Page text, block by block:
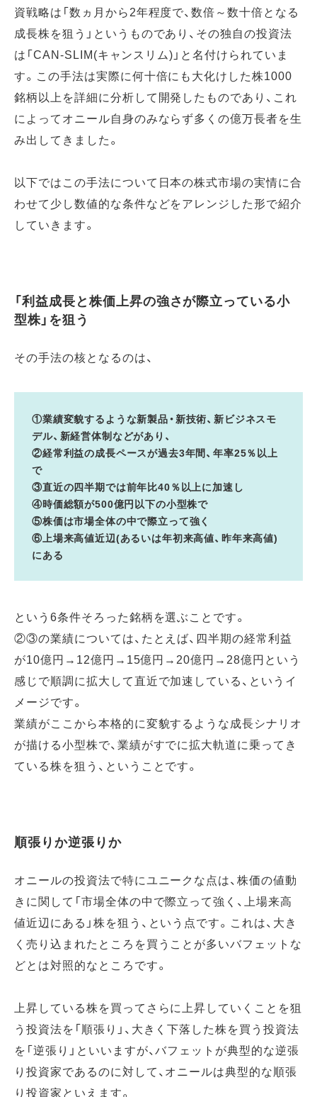
資戦略は「数ヵ月から2年程度で、数倍～数十倍となる
成長株を狙う」というものであり、その独自の投資法
は「CAN-SLIM(キャンスリム)」と名付けられていま
す。この手法は実際に何十倍にも大化けした株1000
銘柄以上を詳細に分析して開発したものであり、これ
によってオニール自身のみならず多くの億万長者を生
み出してきました。
以下ではこの手法について日本の株式市場の実情に合
わせて少し数値的な条件などをアレンジした形で紹介
していきます。
「利益成長と株価上昇の強さが際立っている小
型株」を狙う
その手法の核となるのは、
①業績変貌するような新製品・新技術、新ビジネスモ
デル、新経営体制などがあり、
②経常利益の成長ペースが過去3年間、年率25％以上
で
③直近の四半期では前年比40％以上に加速し
④時価総額が500億円以下の小型株で
⑤株価は市場全体の中で際立って強く
⑥上場来高値近辺(あるいは年初来高値、昨年来高値)
にある
という6条件そろった銘柄を選ぶことです。
②③の業績については、たとえば、四半期の経常利益
が10億円→12億円→15億円→20億円→28億円という
感じで順調に拡大して直近で加速している、というイ
メージです。
業績がここから本格的に変貌するような成長シナリオ
が描ける小型株で、業績がすでに拡大軌道に乗ってき
ている株を狙う、ということです。
順張りか逆張りか
オニールの投資法で特にユニークな点は、株価の値動
きに関して「市場全体の中で際立って強く、上場来高
値近辺にある」株を狙う、という点です。これは、大き
く売り込まれたところを買うことが多いバフェットな
どとは対照的なところです。
上昇している株を買ってさらに上昇していくことを狙
う投資法を「順張り」、大きく下落した株を買う投資法
を「逆張り」といいますが、バフェットが典型的な逆張
り投資家であるのに対して、オニールは典型的な順張
り投資家といえます。